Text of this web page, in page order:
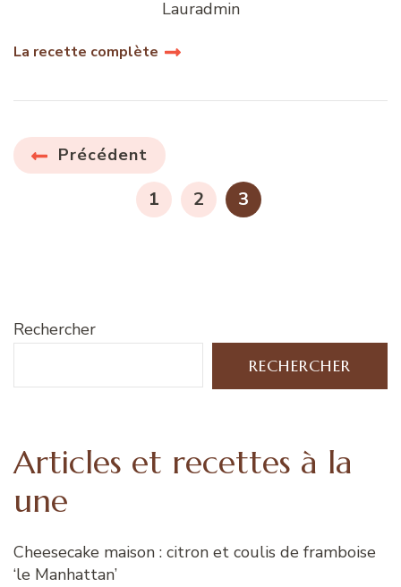
Lauradmin
La recette complète
Pagination
Précédent
PAGE
1 PAGE
2 PAGE
3
Rechercher
RECHERCHER
Articles et recettes à la
une
Cheesecake maison : citron et coulis de framboise
‘le Manhattan’